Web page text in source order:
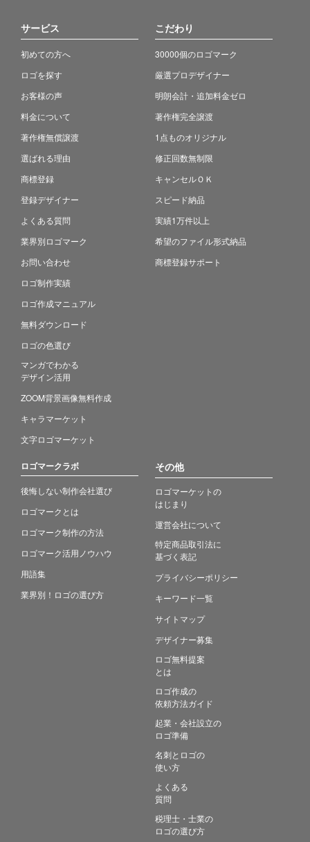
サービス
初めての方へ
ロゴを探す
お客様の声
料金について
著作権無償譲渡
選ばれる理由
商標登録
登録デザイナー
よくある質問
業界別ロゴマーク
お問い合わせ
ロゴ制作実績
ロゴ作成マニュアル
無料ダウンロード
ロゴの色選び
マンガでわかる
デザイン活用
ZOOM背景画像無料作成
キャラマーケット
文字ロゴマーケット
こだわり
30000個のロゴマーク
厳選プロデザイナー
明朗会計・追加料金ゼロ
著作権完全譲渡
1点ものオリジナル
修正回数無制限
キャンセルＯＫ
スピード納品
実績1万件以上
希望のファイル形式納品
商標登録サポート
ロゴマークラボ
後悔しない制作会社選び
ロゴマークとは
ロゴマーク制作の方法
ロゴマーク活用ノウハウ
用語集
業界別！ロゴの選び方
その他
ロゴマーケットの
はじまり
運営会社について
特定商品取引法に
基づく表記
プライバシーポリシー
キーワード一覧
サイトマップ
デザイナー募集
ロゴ無料提案
とは
ロゴ作成の
依頼方法ガイド
起業・会社設立の
ロゴ準備
名刺とロゴの
使い方
よくある
質問
税理士・士業の
ロゴの選び方